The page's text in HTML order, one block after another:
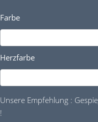
Farbe
Herzfarbe
Unsere Empfehlung :
!